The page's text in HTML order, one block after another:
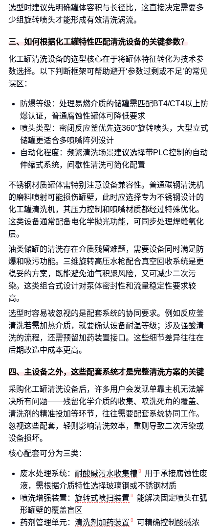
选型时建议先明确罐体容积与长径比，这直接决定需要多
少组旋转喷头才能形成有效清洗涡流。
三、如何根据化工罐特性匹配清洗设备的关键参数？
化工罐清洗设备的选型核心在于将罐体特征转化为技术参
数选择。以下判断框架可帮助避开‘参数过剩或不足’的常见
误区：
防爆等级：处理易燃介质的储罐需匹配BT4/CT4以上防
爆认证，普通腐蚀性罐体可降低要求
喷头类型：密闭反应釜优先选360°旋转喷头，大型立式
储罐更适合多喷嘴阵列设计
自动化程度：频繁清洗场景建议选择带PLC控制的自动
伸缩式系统，间歇性清洗可简化配置
不锈钢材质罐体需特别注意设备兼容性。普通碳钢清洗机
的磨料喷射可能损伤罐壁，此时应选择专为不锈钢设计的
化工罐清洗机，其压力控制和喷嘴材质都经过特殊优化。
这类设备通常配备电化学抛光功能，可同步处理焊缝氧化
层。
油类储罐的清洗存在介质残留难题，需要设备同时满足防
爆和吸污功能。三维旋转高压水枪配合真空回收系统是更
稳妥的方案，既能避免油气积聚风险，又可减少二次污
染。这类组合式设计对泵体密封性和流量稳定性要求较
高。
选型时容易被忽视的是配套系统的协同要求。例如反应釜
清洗若需加热介质，就要确认设备耐温等级；涉及强酸清
洗的流程，还需预留加药装置接口。这些细节差异往往在
后期改造中成本更高。
四、主设备之外，这些配套系统才是完整清洗方案的关键
采购化工罐清洗设备后，许多用户会发现单靠主机无法解
决所有问题——残留化学介质的收集、喷洗死角的覆盖、
清洗剂的精准投加等环节，往往需要配套系统协同工作。
忽视这些配套，轻则影响清洗效率，重则导致二次污染或
设备损坏。
核心配套可分为三类：
废水处理系统： 耐酸碱污水收集槽
用于承接腐蚀性废
液，需根据介质特性选择玻璃钢或不锈钢材质
喷洗增强装置： 旋转式喷扫装置
能解决固定喷头在弧
形罐壁的覆盖盲区
药剂管理单元： 清洗剂加药装置
可精确控制酸碱浓